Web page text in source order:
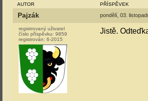
AUTOR PŘÍSPĚVEK
Pajzák pondělí, 03.
registrovaný uživatel
číslo příspěvku: 9859
registrován: 6-2015
Jistě.